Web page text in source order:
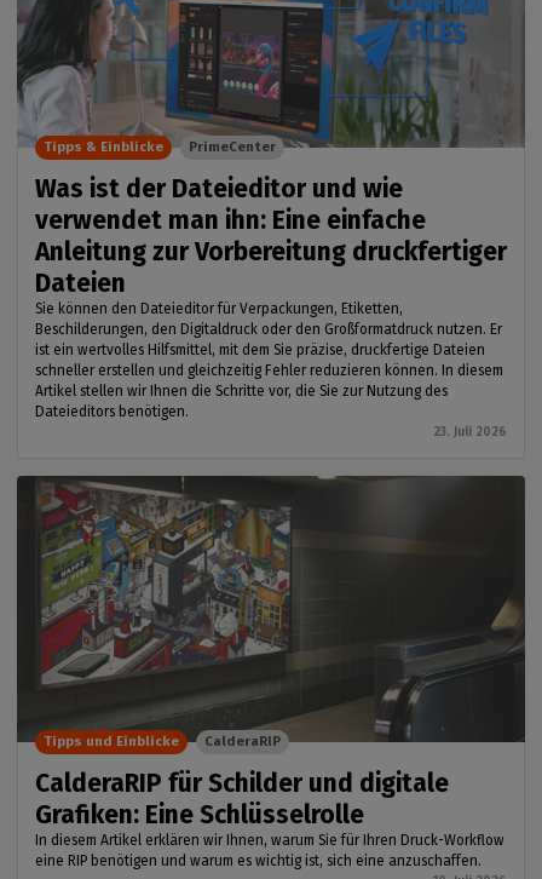
Was ist der Dateieditor und wie
verwendet man ihn: Eine einfache
Anleitung zur Vorbereitung druckfertiger
Dateien
Sie können den Dateieditor für Verpackungen, Etiketten,
Beschilderungen, den Digitaldruck oder den Großformatdruck nutzen. Er
ist ein wertvolles Hilfsmittel, mit dem Sie präzise, druckfertige Dateien
schneller erstellen und gleichzeitig Fehler reduzieren können. In diesem
Artikel stellen wir Ihnen die Schritte vor, die Sie zur Nutzung des
Dateieditors benötigen.
23. Juli 2026
Tipps & Einblicke PrimeCenter
CalderaRIP für Schilder und digitale
Grafiken: Eine Schlüsselrolle
In diesem Artikel erklären wir Ihnen, warum Sie für Ihren Druck-Workflow
eine RIP benötigen und warum es wichtig ist, sich eine anzuschaffen.
Tipps und Einblicke CalderaRIP